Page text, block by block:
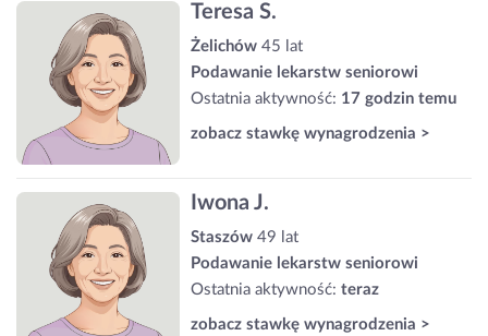
Teresa S.
Żelichów 45 lat
Podawanie lekarstw seniorowi
Ostatnia aktywność: 17 godzin temu
zobacz stawkę wynagrodzenia >
Iwona J.
Staszów 49 lat
Podawanie lekarstw seniorowi
Ostatnia aktywność: teraz
zobacz stawkę wynagrodzenia >